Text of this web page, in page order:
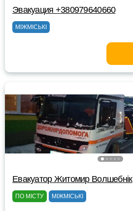
Эвакуация +380979640660
МІЖМІСЬКІ
Евакуатор Житомир Волшебнік
ПО МІСТУ МІЖМІСЬКІ